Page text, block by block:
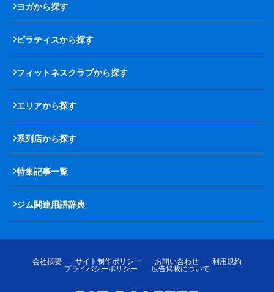
ヨガから探す
ピラティスから探す
フィットネスクラブから探す
エリアから探す
系列店から探す
特集記事一覧
ジム関連用語辞典
会社概要 サイト制作ポリシー お問い合わせ
利用規約
プライバシーポリシー
広告掲載について